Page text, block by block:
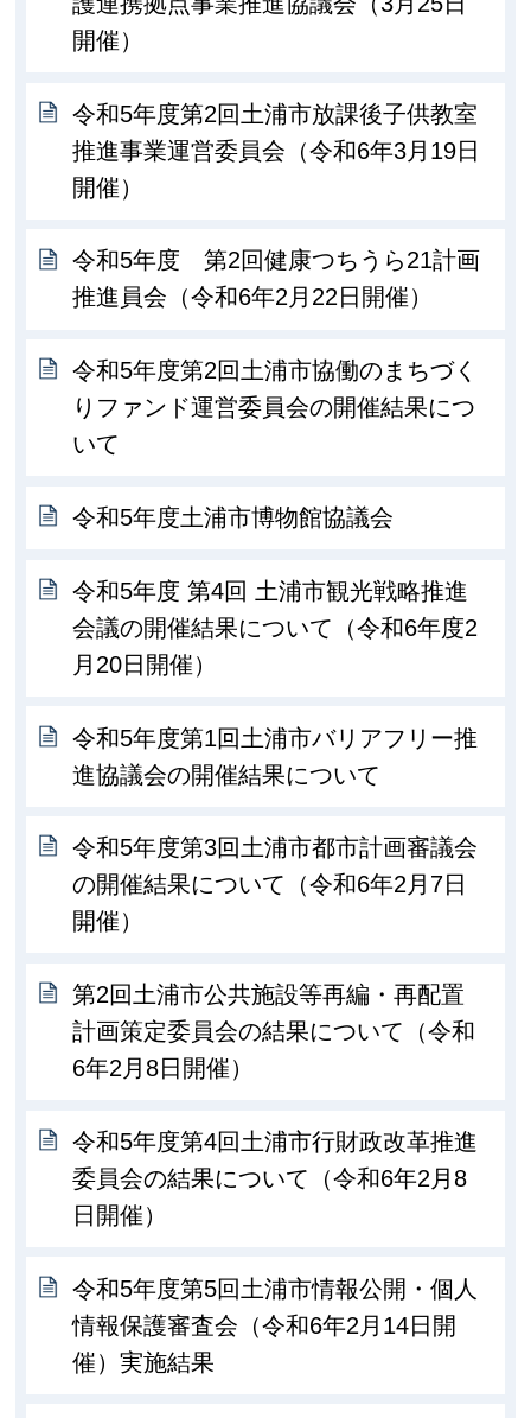
開催）
令和5年度第2回土浦市放課後子供教室
推進事業運営委員会（令和6年3月19日
開催）
令和5年度 第2回健康つちうら21計画
推進員会（令和6年2月22日開催）
令和5年度第2回土浦市協働のまちづく
りファンド運営委員会の開催結果につ
いて
令和5年度土浦市博物館協議会
令和5年度 第4回 土浦市観光戦略推進
会議の開催結果について（令和6年度2
月20日開催）
令和5年度第1回土浦市バリアフリー推
進協議会の開催結果について
令和5年度第3回土浦市都市計画審議会
の開催結果について（令和6年2月7日
開催）
第2回土浦市公共施設等再編・再配置
計画策定委員会の結果について（令和
6年2月8日開催）
令和5年度第4回土浦市行財政改革推進
委員会の結果について（令和6年2月8
日開催）
令和5年度第5回土浦市情報公開・個人
情報保護審査会（令和6年2月14日開
催）実施結果